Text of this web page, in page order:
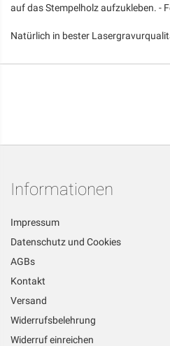
auf das Stempelholz aufzukleben. -
Natürlich in bester
Informationen
Impressum
Datenschutz und Cookies
AGBs
Kontakt
Versand
Widerrufsbelehrung
Widerruf einreichen